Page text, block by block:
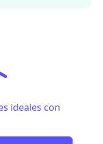
ideales con